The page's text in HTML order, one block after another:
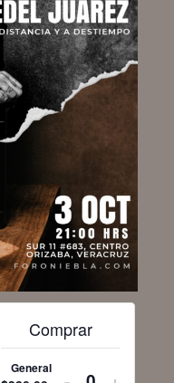
Comprar
General